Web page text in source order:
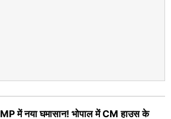
MP में नया घमासान! भोपाल में CM हाउस के